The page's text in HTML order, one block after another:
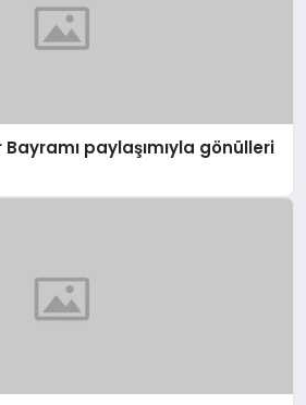
paylaşımıyla gönülleri